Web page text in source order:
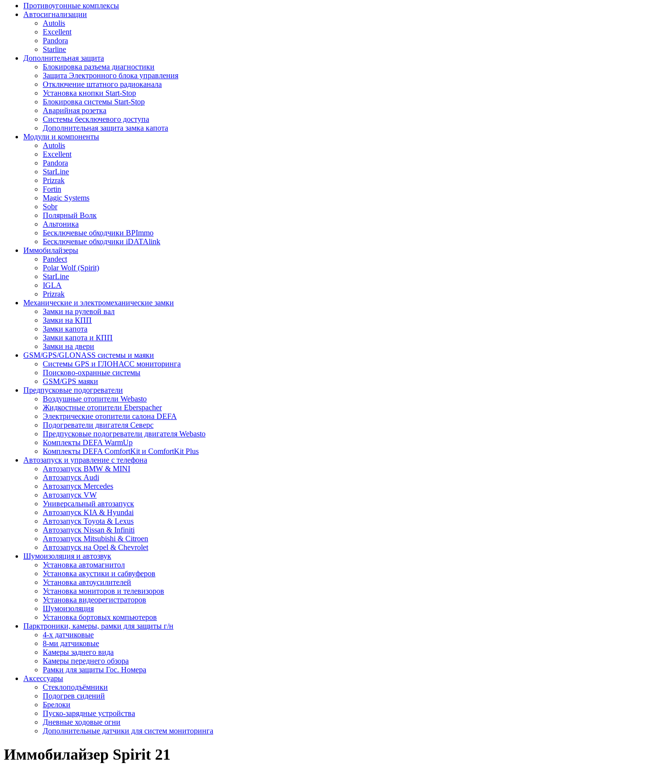
Противоугонные комплексы
Автосигнализации
Autolis
Excellent
Pandora
Starline
Дополнительная защита
Блокировка разъема диагностики
Защита Электронного блока управления
Отключение штатного радиоканала
Установка кнопки Start-Stop
Блокировка системы Start-Stop
Аварийная розетка
Системы бесключевого доступа
Дополнительная защита замка капота
Модули и компоненты
Autolis
Excellent
Pandora
StarLine
Prizrak
Fortin
Magic Systems
Sobr
Полярный Волк
Альтоника
Бесключевые обходчики BPImmo
Бесключевые обходчики iDATAlink
Иммобилайзеры
Pandect
Polar Wolf (Spirit)
StarLine
IGLA
Prizrak
Механические и электромеханические замки
Замки на рулевой вал
Замки на КПП
Замки капота
Замки капота и КПП
Замки на двери
GSM/GPS/GLONASS системы и маяки
Системы GPS и ГЛОНАСС мониторинга
Поисково-охранные системы
GSM/GPS маяки
Предпусковые подогреватели
Воздушные отопители Webasto
Жидкостные отопители Eberspacher
Электрические отопители салона DEFA
Подогреватели двигателя Северс
Предпусковые подогреватели двигателя Webasto
Комплекты DEFA WarmUp
Комплекты DEFA ComfortKit и ComfortKit Plus
Автозапуск и управление с телефона
Автозапуск BMW & MINI
Автозапуск Audi
Автозапуск Mercedes
Автозапуск VW
Универсальный автозапуск
Автозапуск KIA & Hyundai
Автозапуск Toyota & Lexus
Автозапуск Nissan & Infiniti
Автозапуск Mitsubishi & Citroen
Автозапуск на Opel & Chevrolet
Шумоизоляция и автозвук
Установка автомагнитол
Установка акустики и сабвуферов
Установка автоусилителей
Установка мониторов и телевизоров
Установка видеорегистраторов
Шумоизоляция
Установка бортовых компьютеров
Парктроники, камеры, рамки для защиты г/н
4-х датчиковые
8-ми датчиковые
Камеры заднего вида
Камеры переднего обзора
Рамки для защиты Гос. Номера
Аксессуары
Стеклоподъёмники
Подогрев сидений
Брелоки
Пуско-зарядные устройства
Дневные ходовые огни
Дополнительные датчики для систем мониторинга
Иммобилайзер Spirit 21